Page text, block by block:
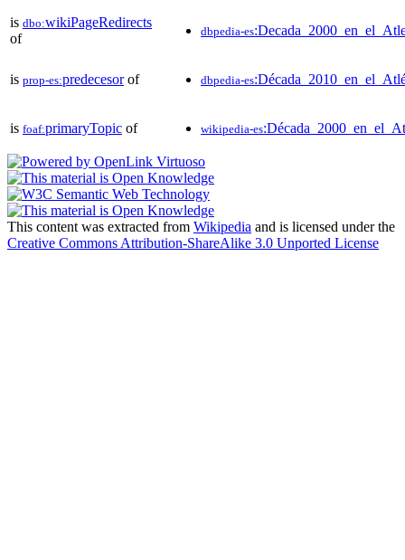
is dbo:wikiPageRedirects
of
dbpedia-es
is prop-es:predecesorof dbpedia-es
is foaf:primaryTopic of wikipedia-es
This content was extracted from Wikipedia and is licensed under the
Creative Commons Attribution-ShareAlike 3.0 Unported License